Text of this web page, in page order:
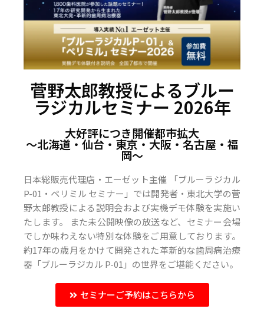
菅野太郎教授によるブルー
ラジカルセミナー 2026年
大好評につき開催都市拡大
〜北海道・仙台・東京・大阪・名古屋・福
岡〜
日本総販売代理店・エーゼット主催 「ブルーラジカル
P-01・ペリミル セミナー」では開発者・東北大学の菅
野太郎教授による説明会および実機デモ体験を実施い
たします。 また未公開映像の放送など、セミナー会場
でしか味わえない特別な体験をご用意しております。
約17年の歳月をかけて開発された革新的な歯周病治療
器「ブルーラジカル P-01」の世界をご堪能ください。
セミナーご予約はこちらから